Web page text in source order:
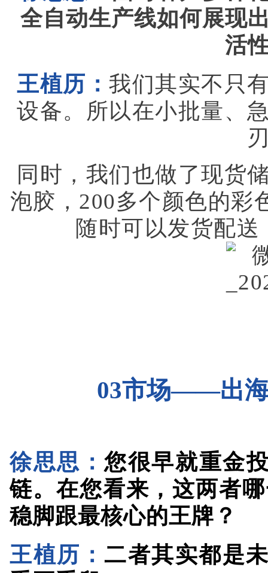
活
我们其实不只
设备。所以在小批量、
同时，我们也做了现货
泡胶，200多个颜色的彩
随时可以发货配
链。在您看来，这两者
稳脚跟最核心的王牌？
王植历：二者其实都是
重要手段。